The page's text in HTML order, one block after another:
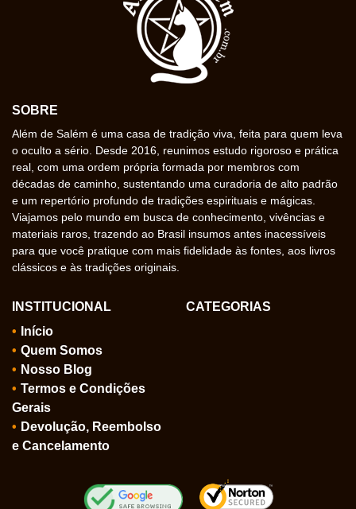
SOBRE
Além de Salém é uma casa de tradição viva, feita para quem leva
o oculto a sério. Desde 2016, reunimos estudo rigoroso e prática
real, com uma ordem própria formada por membros com
décadas de caminho, sustentando uma curadoria de alto padrão
e um repertório profundo de tradições espirituais e mágicas.
Viajamos pelo mundo em busca de conhecimento, vivências e
materiais raros, trazendo ao Brasil insumos antes inacessíveis
para que você pratique com mais fidelidade às fontes, aos livros
clássicos e às tradições originais.
INSTITUCIONAL
Início
Quem Somos
Nosso Blog
Termos e Condições
Gerais
Devolução, Reembolso
e Cancelamento
CATEGORIAS